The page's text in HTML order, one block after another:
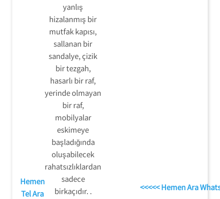
Hemen
Tel Ara
yanlış
hizalanmış bir
mutfak kapısı,
sallanan bir
sandalye, çizik
bir tezgah,
hasarlı bir raf,
yerinde olmayan
bir raf,
mobilyalar
eskimeye
başladığında
oluşabilecek
rahatsızlıklardan
sadece
birkaçıdır. .
<<<<< Hemen Ara